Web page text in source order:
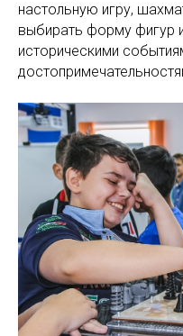
настольную игру,
выбирать форму фигур
историческими